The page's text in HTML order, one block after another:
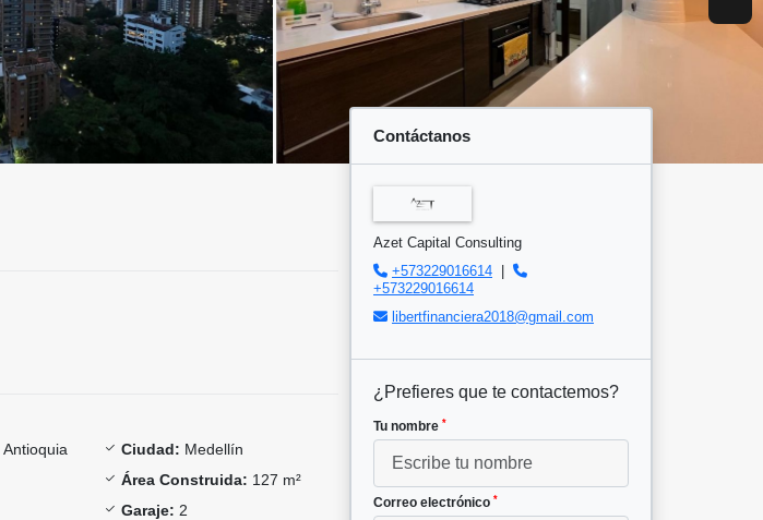
Antioquia Ciudad: Medellín
Área Construida: 127 m²
Garaje: 2
Contáctanos
Azet Capital Consulting
+573229016614
+573229016614
libertfinanciera2018@gmail.com
¿Prefieres que te contactemos?
Tu nombre *
Correo electrónico *